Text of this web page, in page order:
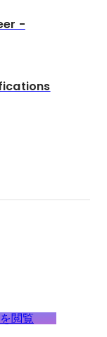
-
閲覧